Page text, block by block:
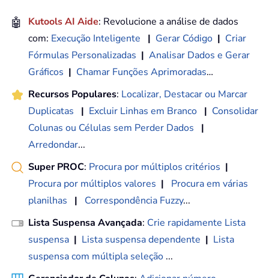
🤖 Kutools AI Aide: Revolucione a análise de dados
com: Execução Inteligente | Gerar Código | Criar
Fórmulas Personalizadas | Analisar Dados e Gerar
Gráficos | Chamar Funções Aprimoradas…
Recursos Populares: Localizar, Destacar ou Marcar
Duplicatas
| Excluir Linhas em Branco | Consolidar
Colunas ou Células sem Perder Dados
|
Arredondar...
Super PROC: Procura por múltiplos critérios |
Procura por múltiplos valores |
Procura em várias
planilhas
| Correspondência Fuzzy...
Lista Suspensa Avançada: Crie rapidamente Lista
suspensa | Lista suspensa dependente | Lista
suspensa com múltipla seleção ...